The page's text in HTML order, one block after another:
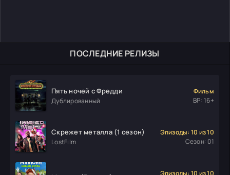
ПОСЛЕДНИЕ РЕЛИЗЫ
Пять ночей с Фредди
Дублированный
Фильм
ВР: 16+
Скрежет металла (1 сезон)
LostFilm
Эпизоды: 10 из 10
Сезон: 01
Эпизоды: 10 из 10